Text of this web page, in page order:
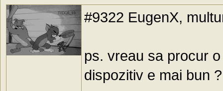
#9322 EugenX,
ps. vreau sa procur
dispozitiv e mai bun ?